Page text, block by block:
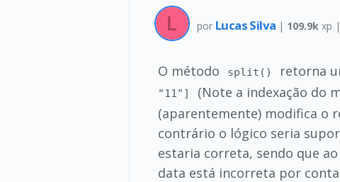
por Lucas Silva | 109.9k xp |
O método split() retorna
"11"]
(Note a indexação do
(aparentemente) modifica o
contrário o lógico seria
estaria correta, sendo que
data está incorreta por conta